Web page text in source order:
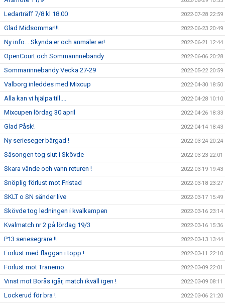
Ledarträff 7/8 kl 18.00 2022-07-28 22:59
Glad Midsommar!!! 2022-06-23 20:49
Ny info... Skynda er och anmäler er! 2022-06-21 12:44
OpenCourt och Sommarinnebandy 2022-06-06 20:28
Sommarinnebandy Vecka 27-29 2022-05-22 20:59
Valborg inleddes med Mixcup 2022-04-30 18:50
Alla kan vi hjälpa till.... 2022-04-28 10:10
Mixcupen lördag 30 april 2022-04-26 18:33
Glad Påsk! 2022-04-14 18:43
Ny serieseger bärgad ! 2022-03-24 20:24
Säsongen tog slut i Skövde 2022-03-23 22:01
Skara vände och vann returen ! 2022-03-19 19:43
Snöplig förlust mot Fristad 2022-03-18 23:27
SKLT o SN sänder live 2022-03-17 15:49
Skövde tog ledningen i kvalkampen 2022-03-16 23:14
Kvalmatch nr 2 på lördag 19/3 2022-03-16 15:36
P13 seriesegrare !! 2022-03-13 13:44
Förlust med flaggan i topp ! 2022-03-11 22:10
Förlust mot Tranemo 2022-03-09 22:01
Vinst mot Borås igår, match ikväll igen ! 2022-03-09 08:11
Lockerud för bra ! 2022-03-06 21:20